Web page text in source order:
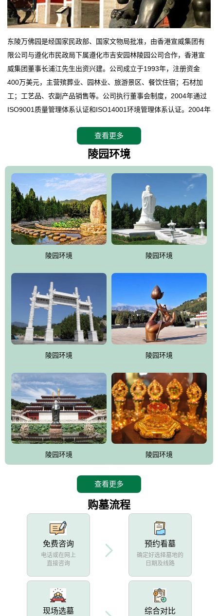
东陵万佛园是经国家民政部、国家文物局批准，由香港宣威集团有
限公司与遵化市民政局下属遵化市吉安园林陵园公司合作，香港宣
威集团董事长浦江先生出资兴建。公司成立于1993年，注册资金
400万美元，主营殡葬业、园林业、旅游景区、餐饮住宿；石材加
工；工艺品、农副产品销售等。公司执行董事会制度，2004年通过
ISO9001质量管理体系认证和ISO14001环境管理体系认证。2004年
拥有4A级旅游区头衔的花园式陵园，园内建有四星级酒店一座。
万佛园位于遵化市境内，座落在世界文化遗产清东陵地形墙内，地
形绝佳，地理位置优越，交通便利。公司以“建设全国顶级人生后花
园、打造佛教精品旅游圣地”为目标，以海外归侨、国内外知名人士
的墓地安葬、祭祀吊亡并结合旅游参观构成其主要使用功能；以苍
郁绚丽、优雅宜人的园林景观构成其外部形象。通过墓园建设与造
园手法相结合的默契操作，建成一处特色鲜明、服务周全、环境优
美、民族风格突出，与周边文物古迹交相呼应的极具吸引力的花园
式园林。
万佛园工程一期占地448亩，目前完成投资近12亿元人民币，园区采
用全仿古式建筑，寻求与世界文化遗产地清东陵的和谐统一，在园
区建设中寻求陵园建设与景区建设的有机融合，充分发挥独一无二
的地形优势，打造现代艺术园林，建设旅游景观、寺庙、酒店等综
合服务设施，服务于陵园经营，使企业的多元化经营项目相互依
托、相互促进，园区绿化覆盖率达90%。
查看更多
陵园环境
陵园环境 陵园环境
陵园环境 陵园环境
陵园环境 陵园环境
查看更多
购墓流程
免费咨询
电话或在网上
直接咨询
预约看墓
确定好选择墓地的
日期及线路
现场选墓 综合对比